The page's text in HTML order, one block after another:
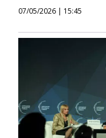
07/05/2026 | 15:45